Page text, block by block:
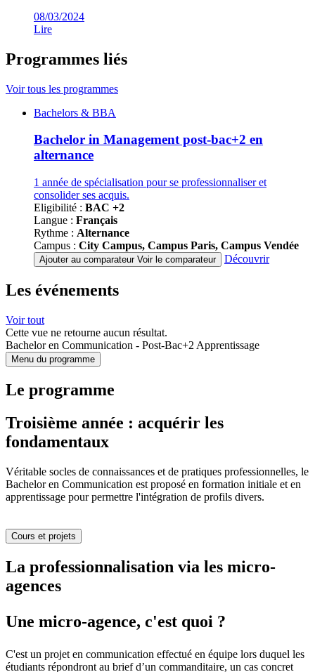
08/03/2024
Lire
Programmes liés
Voir tous les programmes
Famille
programmes
Bachelors & BBA
Bachelor in Management post-bac+2 en
alternance
1 année de spécialisation pour se professionnaliser et
consolider ses acquis.
Eligibilité : BAC +2
Langue : Français
Rythme : Alternance
Campus : City Campus, Campus Paris, Campus Vendée
Ajouter au comparateur Voir le comparateur Découvrir
Les événements
Voir tout
Cette vue ne retourne aucun résultat.
Bachelor en Communication - Post-Bac+2 Apprentissage
Menu du programme
Le programme
Troisième année : acquérir les
fondamentaux
Véritable socles de connaissances et de pratiques professionnelles, le
Bachelor en Communication est proposé en formation initiale et en
apprentissage pour permettre l'intégration de profils divers.
Cours et projets
La professionnalisation via les micro-
agences
Une micro-agence, c'est quoi ?
C'est un projet en communication effectué en équipe lors duquel les
étudiants répondront au brief d’un commanditaire, un cas concret